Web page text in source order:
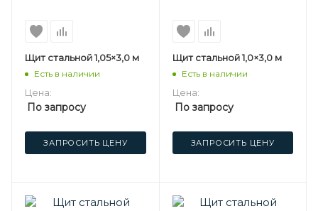
Щит стальной 1,05×3,0 м
Есть в наличии
Цена:
По запросу
ЗАПРОСИТЬ ЦЕНУ
Щит стальной 1,0×3,0 м
Есть в наличии
Цена:
По запросу
ЗАПРОСИТЬ ЦЕНУ